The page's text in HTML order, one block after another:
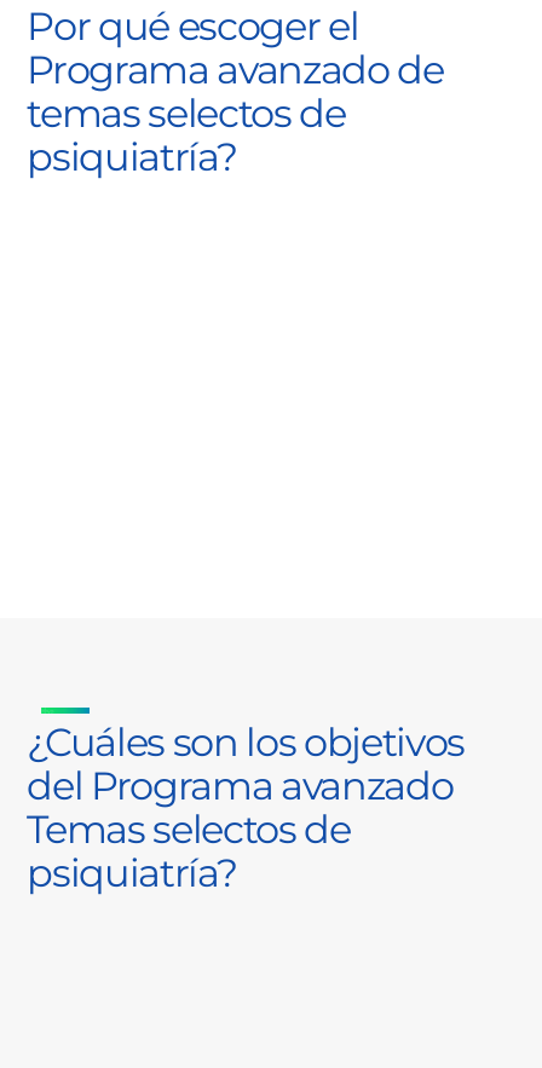
Por qué escoger el
Programa avanzado de
temas selectos de
psiquiatría?
¿Cuáles son los objetivos
del Programa avanzado
Temas selectos de
psiquiatría?